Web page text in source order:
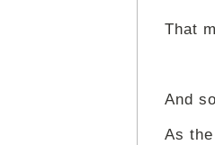
That
And
As